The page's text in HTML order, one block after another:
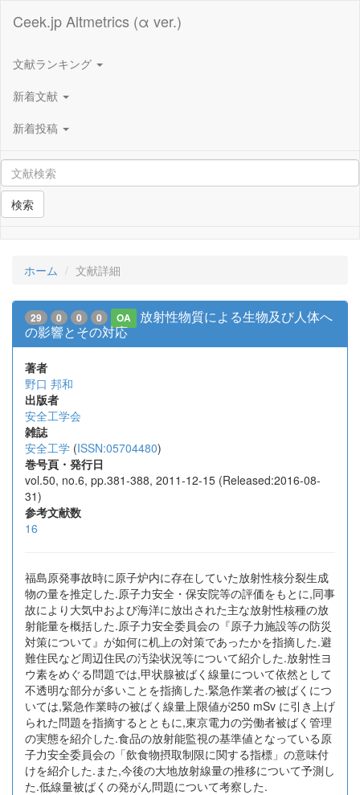
Ceek.jp Altmetrics (α ver.)
文献ランキング
新着文献
新着投稿
検索
ホーム 文献詳細
29 0 0 0 OA
放射性物質による生物及び人体へ
の影響とその対応
著者
野口 邦和
出版者
安全工学会
雑誌
安全工学 (ISSN:05704480)
巻号頁・発行日
vol.50, no.6, pp.381-388, 2011-12-15 (Released:2016-08-
31)
参考文献数
16
福島原発事故時に原子炉内に存在していた放射性核分裂生成
物の量を推定した.原子力安全・保安院等の評価をもとに,同事
故により大気中および海洋に放出された主な放射性核種の放
射能量を概括した.原子力安全委員会の『原子力施設等の防災
対策について』が如何に机上の対策であったかを指摘した.避
難住民など周辺住民の汚染状況等について紹介した.放射性ヨ
ウ素をめぐる問題では,甲状腺被ばく線量について依然として
不透明な部分が多いことを指摘した.緊急作業者の被ばくにつ
いては,緊急作業時の被ばく線量上限値が250 mSv に引き上げ
られた問題を指摘するとともに,東京電力の労働者被ばく管理
の実態を紹介した.食品の放射能監視の基準値となっている原
子力安全委員会の「飲食物摂取制限に関する指標」の意味付
けを紹介した.また,今後の大地放射線量の推移について予測し
た.低線量被ばくの発がん問題について考察した.